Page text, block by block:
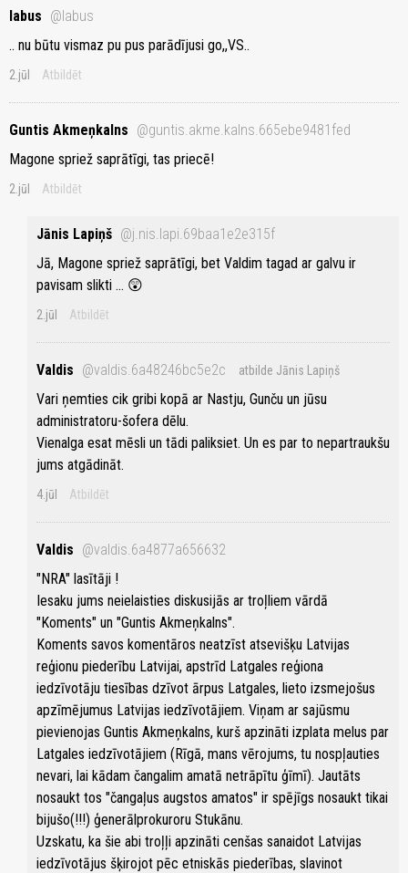
labus @labus
.. nu būtu vismaz pu pus parādījusi go,,VS..
2.jūl Atbildēt
Guntis Akmeņkalns @guntis.akme.kalns.665ebe9481fed
Magone spriež saprātīgi, tas priecē!
2.jūl Atbildēt
Jānis Lapiņš @j.nis.lapi.69baa1e2e315f
Jā, Magone spriež saprātīgi, bet Valdim tagad ar galvu ir
pavisam slikti ... 😲
2.jūl Atbildēt
Valdis @valdis.6a48246bc5e2c atbilde Jānis Lapiņš
Vari ņemties cik gribi kopā ar Nastju, Gunču un jūsu
administratoru-šofera dēlu.
Vienalga esat mēsli un tādi paliksiet. Un es par to nepartraukšu
jums atgādināt.
4.jūl Atbildēt
Valdis @valdis.6a4877a656632
"NRA" lasītāji !
Iesaku jums neielaisties diskusijās ar troļliem vārdā
"Koments" un "Guntis Akmeņkalns".
Koments savos komentāros neatzīst atsevišķu Latvijas
reģionu piederību Latvijai, apstrīd Latgales reģiona
iedzīvotāju tiesības dzīvot ārpus Latgales, lieto izsmejošus
apzīmējumus Latvijas iedzīvotājiem. Viņam ar sajūsmu
pievienojas Guntis Akmeņkalns, kurš apzināti izplata melus par
Latgales iedzīvotājiem (Rīgā, mans vērojums, tu nospļauties
nevari, lai kādam čangalim amatā netrāpītu ģīmī). Jautāts
nosaukt tos "čangaļus augstos amatos" ir spējīgs nosaukt tikai
bijušo(!!!) ģenerālprokuroru Stukānu.
Uzskatu, ka šie abi troļļi apzināti cenšas sanaidot Latvijas
iedzīvotājus šķirojot pēc etniskās piederības, slavinot